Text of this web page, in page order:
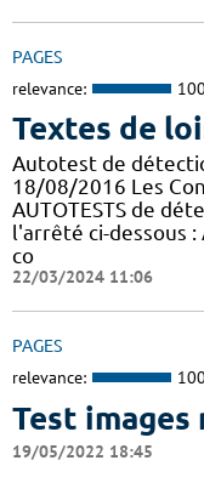
PAGES
relevance:
Textes de
Autotest de
18/08/2016 Les
AUTOTESTS de
l'arrêté ci-dessous
co
22/03/2024 11:06
PAGES
relevance:
Test
19/05/2022 18:45